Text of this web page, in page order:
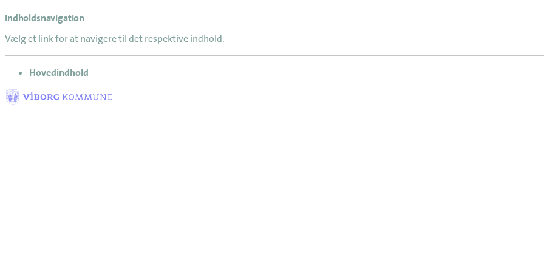
Indholdsnavigation
Vælg et link for at navigere til det respektive indhold.
gå til
Hovedindhold